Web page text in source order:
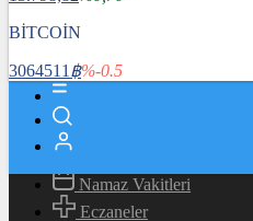
BİTCOİN
3064511 ฿%-0.5
Teknoloji
Bafra Rehberi
Namaz Vakitleri
Eczaneler